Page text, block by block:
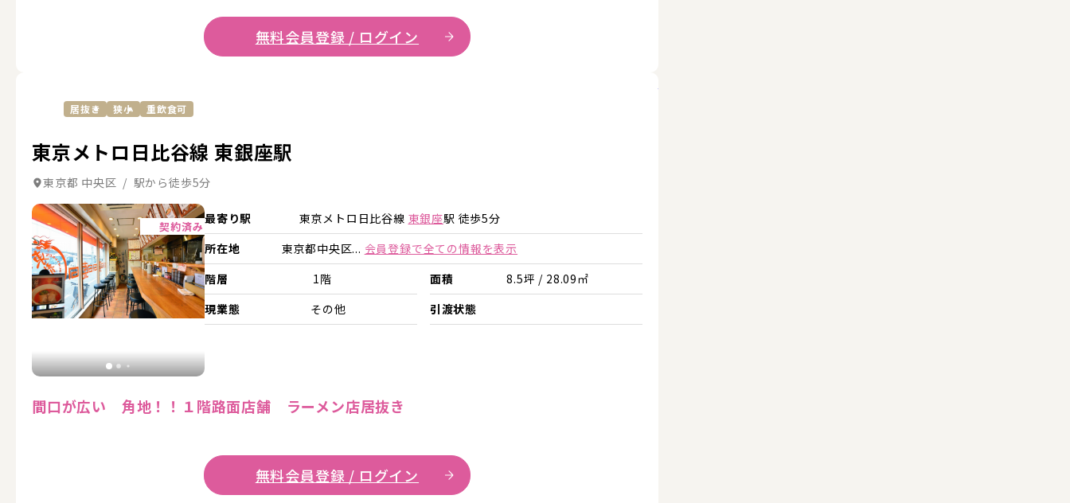
無料会員登録 / ログイン
居抜き 狭小 重飲食可
東京メトロ日比谷線 東銀座駅
東京都 中央区 / 駅から徒歩5分
契約済み
詳細を見る 詳細を見る
最寄り駅 東京メトロ日比谷線 東銀座駅 徒歩5分
所在地
東京都中央区... 会員登録で全ての情報を表示
階層
1階 面積
8.5坪 / 28.09㎡
現業態
その他 引渡状態
間口が広い 角地！！１階路面店舗 ラーメン店居抜き
無料会員登録 / ログイン